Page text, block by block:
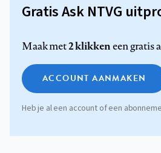
Gratis Ask NTVG
Maak met2 klikkeneen gratis
ACCOUNT AANMAKEN
Heb je al een account of een